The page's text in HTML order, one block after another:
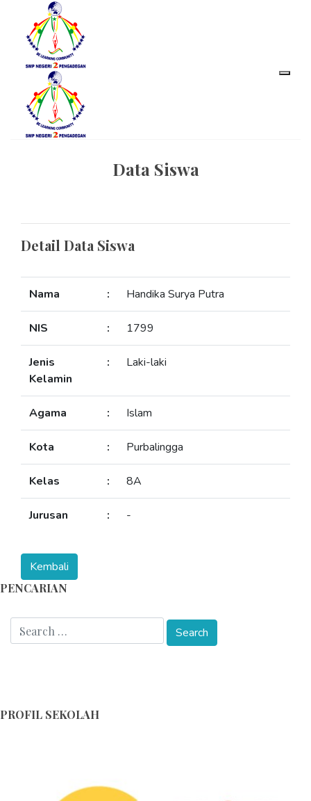
Data Siswa
Detail Data Siswa
Nama : Handika Surya Putra
NIS : 1799
Jenis
Kelamin
: Laki-laki
Agama : Islam
Kota : Purbalingga
Kelas : 8A
Jurusan : -
PENCARIAN
PROFIL SEKOLAH